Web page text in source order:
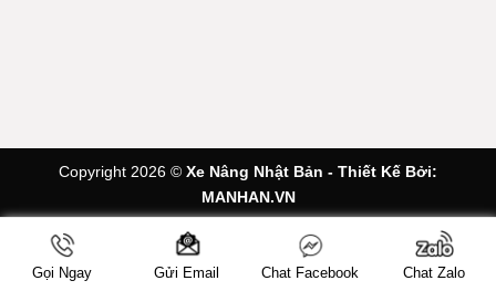
Copyright 2026 © Xe Nâng Nhật Bản - Thiết Kế Bởi:
MANHAN.VN
Gọi Ngay Gửi Email Chat Facebook Chat Zalo